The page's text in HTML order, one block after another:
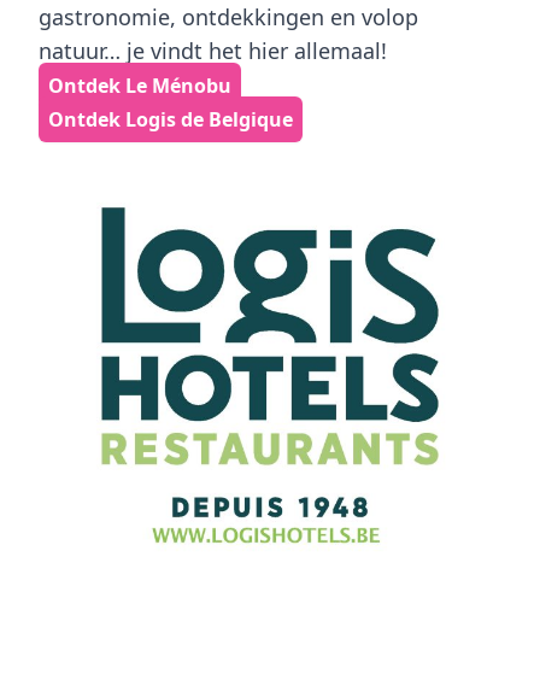
gastronomie, ontdekkingen en volop
natuur… je vindt het hier allemaal!
Ontdek Le Ménobu
Ontdek Logis de Belgique